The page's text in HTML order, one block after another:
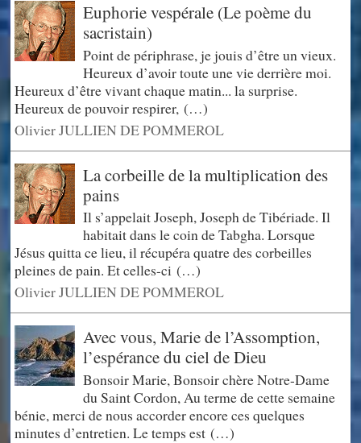
Euphorie vespérale (Le poème du
sacristain)
Point de périphrase, je jouis d’être un vieux.
Heureux d’avoir toute une vie derrière moi.
Heureux d’être vivant chaque matin... la surprise.
Heureux de pouvoir respirer, (…)
Olivier JULLIEN DE POMMEROL
La corbeille de la multiplication des
pains
Il s’appelait Joseph, Joseph de Tibériade. Il
habitait dans le coin de Tabgha. Lorsque
Jésus quitta ce lieu, il récupéra quatre des corbeilles
pleines de pain. Et celles-ci (…)
Olivier JULLIEN DE POMMEROL
Avec vous, Marie de l’Assomption,
l’espérance du ciel de Dieu
Bonsoir Marie, Bonsoir chère Notre-Dame
du Saint Cordon, Au terme de cette semaine
bénie, merci de nous accorder encore ces quelques
minutes d’entretien. Le temps est (…)